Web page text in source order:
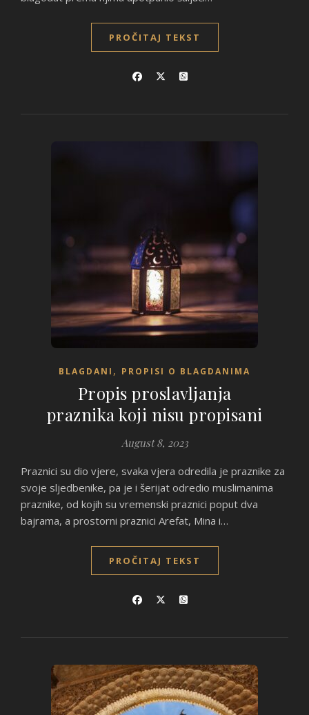
PROČITAJ TEKST
BLAGDANI , PROPISI O BLAGDANIMA
Propis proslavljanja
praznika koji nisu propisani
August 8, 2023
Praznici su dio vjere, svaka vjera odredila je praznike za
svoje sljedbenike, pa je i šerijat odredio muslimanima
praznike, od kojih su vremenski praznici poput dva
bajrama, a prostorni praznici Arefat, Mina i…
PROČITAJ TEKST